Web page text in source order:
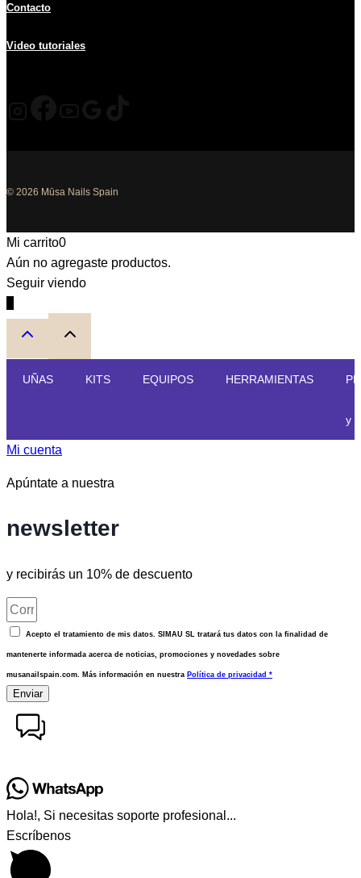
Contacto
Video tutoriales
© 2026 Mūsa Nails Spain
Mi carrito0
Aún no agregaste productos.
Seguir viendo
UÑAS KITS EQUIPOS HERRAMIENTAS
y
Mi cuenta
Apúntate a nuestra
newsletter
y recibirás un 10% de descuento
Acepto el tratamiento de mis datos. SIMAU SL tratará tus datos con la finalidad de
mantenerte informada acerca de noticias, promociones y novedades sobre
musanailspain.com. Más información en nuestra Política de privacidad *
Enviar
Hola!, Si necesitas soporte profesional...
Escríbenos